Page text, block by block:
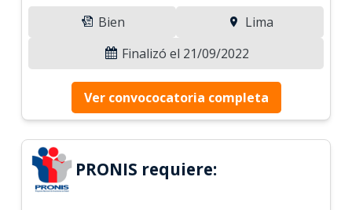
Bien
Lima
Finalizó el 21/09/2022
Ver convococatoria completa
PRONIS requiere: